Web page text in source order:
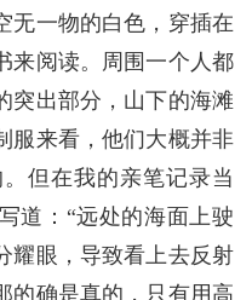
无一物的白色，穿插在
来阅读。周围一个人都
突出部分，山下的海滩
服来看，他们大概并非
但在我的亲笔记录当
道：“远处的海面上驶
耀眼，导致看上去反射
的确是真的，只有用高